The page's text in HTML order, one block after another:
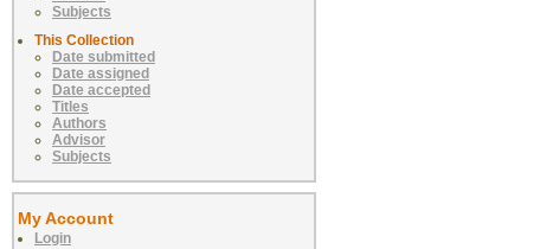
Subjects
This Collection
Date submitted
Date assigned
Date accepted
Titles
Authors
Advisor
Subjects
My Account
Login